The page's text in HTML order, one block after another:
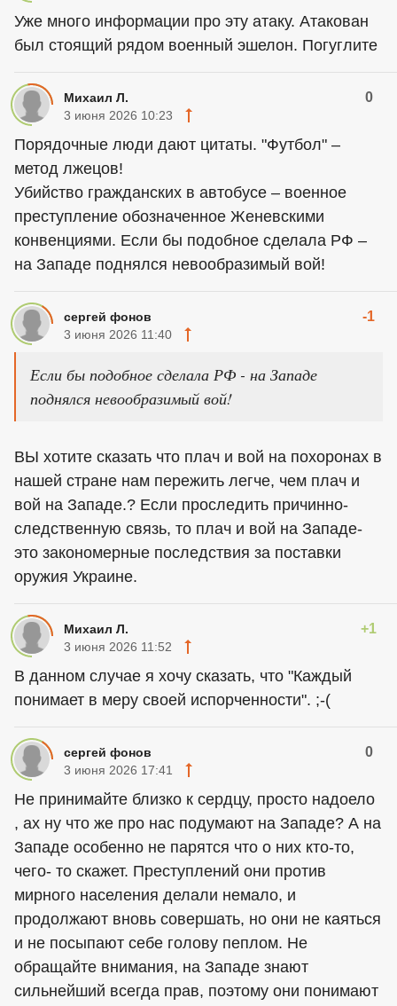
Уже много информации про эту атаку. Атакован
был стоящий рядом военный эшелон. Погуглите
Михаил Л. 0
3 июня 2026 10:23
Порядочные люди дают цитаты. "Футбол" –
метод лжецов!
Убийство гражданских в автобусе – военное
преступление обозначенное Женевскими
конвенциями. Если бы подобное сделала РФ –
на Западе поднялся невообразимый вой!
сергей фонов -1
3 июня 2026 11:40
Если бы подобное сделала РФ - на Западе
поднялся невообразимый вой!
ВЫ хотите сказать что плач и вой на похоронах в
нашей стране нам пережить легче, чем плач и
вой на Западе.? Если проследить причинно-
следственную связь, то плач и вой на Западе-
это закономерные последствия за поставки
оружия Украине.
Михаил Л. +1
3 июня 2026 11:52
В данном случае я хочу сказать, что "Каждый
понимает в меру своей испорченности". ;-(
сергей фонов 0
3 июня 2026 17:41
Не принимайте близко к сердцу, просто надоело
, ах ну что же про нас подумают на Западе? А на
Западе особенно не парятся что о них кто-то,
чего- то скажет. Преступлений они против
мирного населения делали немало, и
продолжают вновь совершать, но они не каяться
и не посыпают себе голову пеплом. Не
обращайте внимания, на Западе знают
сильнейший всегда прав, поэтому они понимают